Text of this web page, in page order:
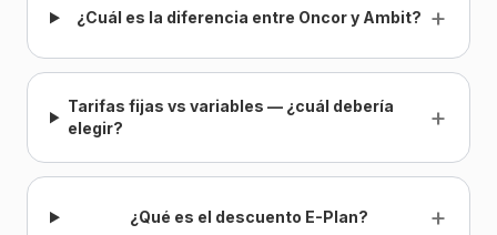
¿Cuál es la diferencia entre Oncor y Ambit? +
Tarifas fijas vs variables — ¿cuál debería
elegir?
+
¿Qué es el descuento E-Plan? +